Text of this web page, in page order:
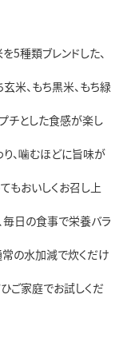
5種類ブレンドした、
米、もち黒米、もち緑
チとした食感が楽し
、噛むほどに旨味が
もおいしくお召し上
毎日の食事で栄養バラ
の水加減で炊くだけ
ご家庭でお試しくだ